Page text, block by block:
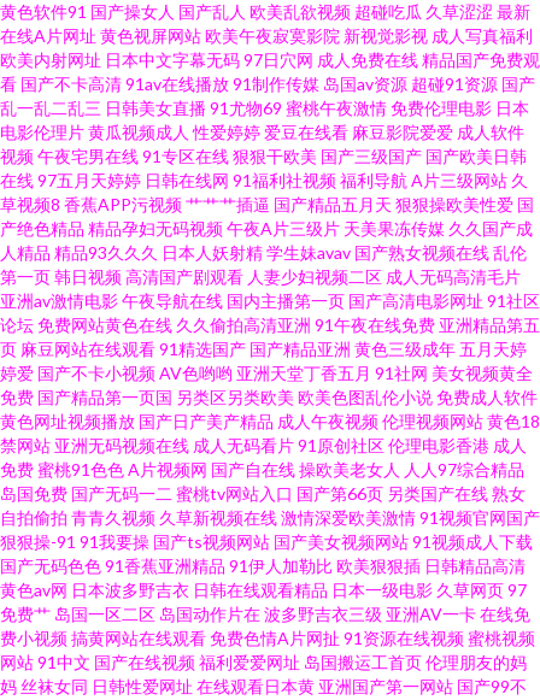
东方影库av 另类重口味一区 日韩精品欧美自拍 综合肏屄视频 av网站 国产夫
妻露脸 久久网91 日韩激情影院 伊人VA导航站 avav福利 国产五六区在线 日本
色色网 一区二区产精品 AV手机天堂网 国产人妖网站 免费试看av韩国 日日夜
夜青青草 91美女泡 超碰国产25 无码欧洲三区 97尤物视频网站 国产精品在线
蜜桃成人AV 色综欧美 91后入美女蜜桃 日韩一级片VV 日韩快播区 91免费观
看破处 国产精品成人网站 欧美色站导航豆花 亚州性爱自拍图片 97超碰人人
在线 国产黄色高清网站 麻豆国产在线 午夜成人伦理 99热福利在线 国产乱轮9
欧美性天天操 大香蕉AV电影 欧美操日本日本 午夜理论影院 97资源站超碰 国
产屁屁第一页 欧美人妻导航 午夜激情一区 99超碰网 国产韩国精品一 欧美性
vahd 亚洲欧洲日产AV 草比电影网 狠狠干成人社区 人人超碰人人 在线豆花黑
料9 波多结依 激情综合社区 人人超超碰 91看片成人 国产精品操逼 欧美涩另
类 亚洲手机天堂 变态另类人妖综 激情四方色播 日本91网站入口 亚洲一二三
黄色软件91 国产操女人 国产乱人 欧美乱欲视频 超碰吃瓜 久草涩涩 最新
在线A片网址 黄色视屏网站欧美午夜寂寞影院 新视觉影视 成人写真福利
欧美内射网址 日本中文字幕无码97日穴网 成人免费在线精品国产免费观
看 国产不卡高清91av在线播放91制作传媒 岛国av资源 超碰91资源 国产
乱一乱二乱三 日韩美女直播91尤物69 蜜桃午夜激情免费伦理电影 日本
电影伦理片黄瓜视频成人 性爱婷婷爱豆在线看 麻豆影院爱爱 成人软件
视频午夜宅男在线91专区在线狠狠干欧美 国产三级国产 国产欧美日韩
在线97五月天婷婷 日韩在线网 91福利社视频福利导航 A片三级网站 久
草视频8 香蕉APP污视频艹艹艹插逼 国产精品五月天 狠狠操欧美性爱 国
产绝色精品 精品孕妇无码视频午夜A片三级片 天美果冻传媒 久久国产成
人精品 精品93久久久 日本人妖射精学生妹avav 国产熟女视频在线乱伦
第一页韩日视频高清国产剧观看 人妻少妇视频二区 成人无码高清毛片
亚洲av激情电影午夜导航在线 国内主播第一页 国产高清电影网址 91社区
论坛免费网站黄色在线 久久偷拍高清亚洲 91午夜在线免费 亚洲精品第五
页 麻豆网站在线观看91精选国产 国产精品亚洲 黄色三级成年五月天婷
婷爱 国产不卡小视频AV色哟哟 亚洲天堂丁香五月 91社网 美女视频黄全
免费 国产精品第一页国 另类区另类欧美 欧美色图乱伦小说免费成人软件
黄色网址视频播放 国产日产美产精品 成人午夜视频伦理视频网站黄色18
禁网站 亚洲无码视频在线 成人无码看片91原创社区伦理电影香港 成人
免费蜜桃91色色A片视频网 国产自在线操欧美老女人 人人97综合精品
岛国免费 国产无码一二 蜜桃tv网站入口 国产第66页 另类国产在线熟女
自拍偷拍 青青久视频 久草新视频在线激情深爱欧美激情91视频官网国产
狠狠操-91 91我要操 国产ts视频网站 国产美女视频网站91视频成人下载
国产无码色色91香蕉亚洲精品 91伊人加勒比欧美狠狠插 日韩精品高清
黄色av网 日本波多野吉衣 日韩在线观看精品 日本一级电影 久草网页97
免费艹 岛国一区二区 岛国动作片在波多野吉衣三级 亚洲AV一卡在线免
费小视频搞黄网站在线观看免费色情A片网扯 91资源在线视频蜜桃视频
网站91中文 国产在线视频福利爱爱网址 岛国搬运工首页伦理朋友的妈
妈丝袜女同 日韩性爱网址 在线观看日本黄 亚洲国产第一网站 国产99不